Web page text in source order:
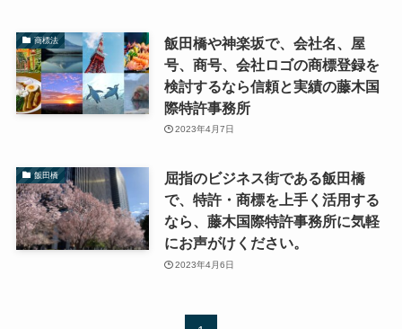
商標法
飯田橋や神楽坂で、会社名、屋
号、商号、会社ロゴの商標登録を
検討するなら信頼と実績の藤木国
際特許事務所
2023年4月7日
飯田橋
屈指のビジネス街である飯田橋
で、特許・商標を上手く活用する
なら、藤木国際特許事務所に気軽
にお声がけください。
2023年4月6日